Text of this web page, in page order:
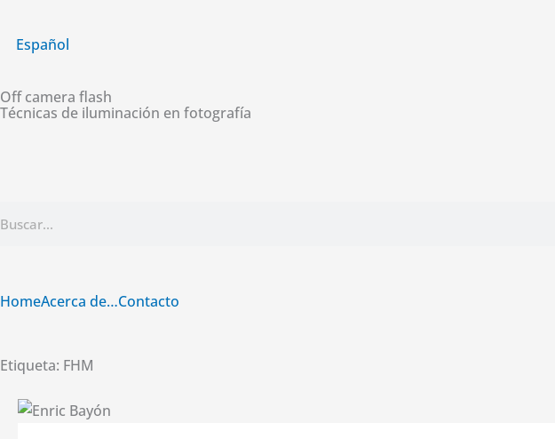
contenido
Español
Off camera flash
Técnicas de iluminación en fotografía
HomeAcerca de…Contacto
Etiqueta: FHM